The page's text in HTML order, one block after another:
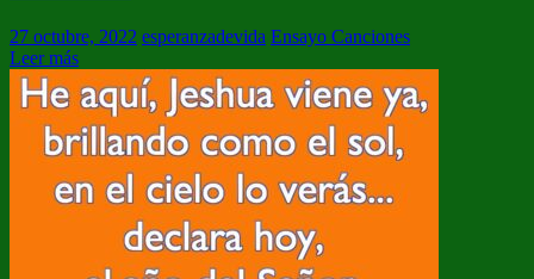
27 octubre, 2022 esperanzadevida Ensayo Canciones
Leer más